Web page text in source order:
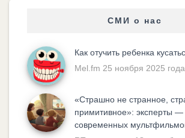
СМИ о нас
Как отучить ребенка
Mel.fm 25 ноября 2025
«Cтрашно не странное,
примитивное»: эксперты —
современных